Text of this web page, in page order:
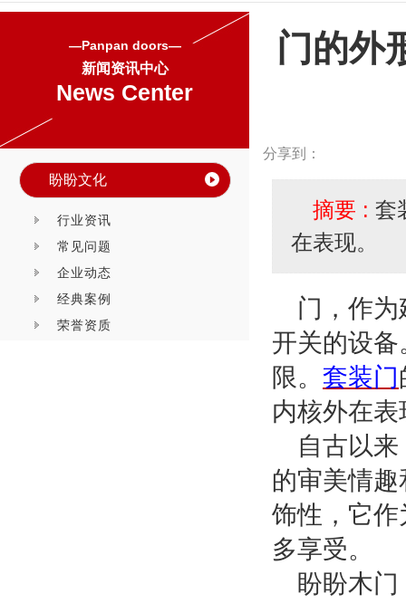
—Panpan doors—
新闻资讯中心
News Center
盼盼文化
行业资讯
常见问题
企业动态
经典案例
荣誉资质
门的外
分享到：
摘要 : 套
在表现。
门，作
开关的设
限。 套装门
内核外在表
自古以
的审美情
饰性，它
多享受。
盼盼木